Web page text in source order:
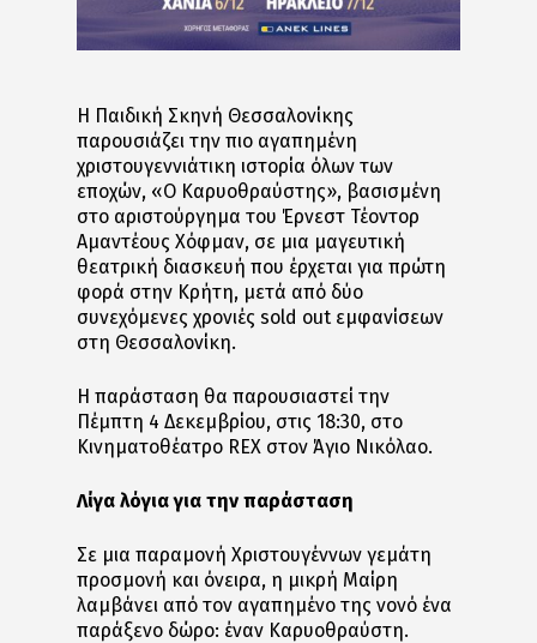
Η Παιδική Σκηνή Θεσσαλονίκης
παρουσιάζει την πιο αγαπημένη
χριστουγεννιάτικη ιστορία όλων των
εποχών, «Ο Καρυοθραύστης», βασισμένη
στο αριστούργημα του Έρνεστ Τέοντορ
Αμαντέους Χόφμαν, σε μια μαγευτική
θεατρική διασκευή που έρχεται για πρώτη
φορά στην Κρήτη, μετά από δύο
συνεχόμενες χρονιές sold out εμφανίσεων
στη Θεσσαλονίκη.
Η παράσταση θα παρουσιαστεί την
Πέμπτη 4 Δεκεμβρίου, στις 18:30, στο
Κινηματοθέατρο REX στον Άγιο Νικόλαο.
Λίγα λόγια για την παράσταση
Σε μια παραμονή Χριστουγέννων γεμάτη
προσμονή και όνειρα, η μικρή Μαίρη
λαμβάνει από τον αγαπημένο της νονό ένα
παράξενο δώρο: έναν Καρυοθραύστη.